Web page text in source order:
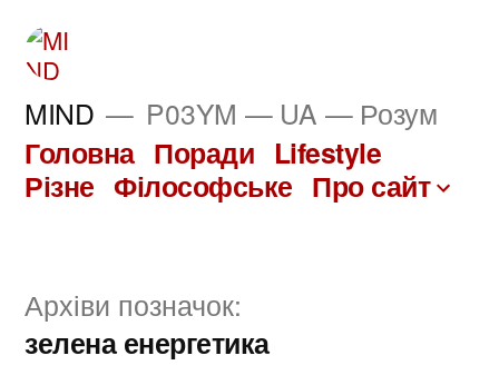
Перейти
вмісту
MIND P03YM — UA — Розум
Головна Поради Lifestyle
Різне Філософське Про сайт
Архіви позначок:
зелена енергетика